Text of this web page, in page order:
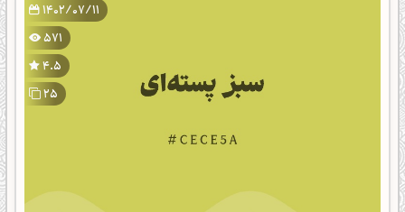
1402/07/11
571
4.5
25